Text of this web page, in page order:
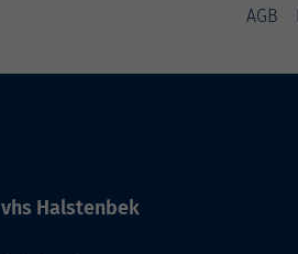
AGB
vhs Halstenbek